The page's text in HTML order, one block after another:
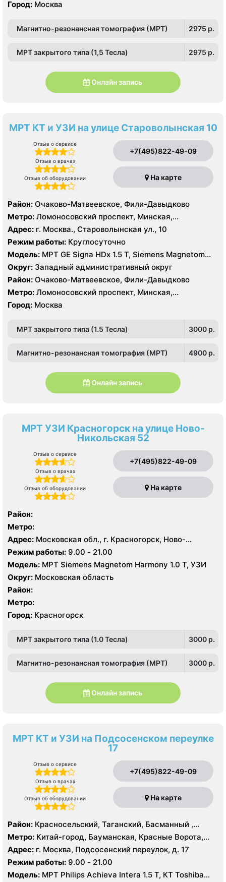
Город: Москва
Магнитно-резонансная томография (МРТ) 2975 p.
МРТ закрытого типа (1,5 Тесла) 2975 p.
Онлайн запись
МРТ КТ и УЗИ на улице Староволынская 10
Отзыв о сервисе
Отзыв о врачах
Отзыв об оборудовании
+7(495)822-49-09
На карте
Район: Очаково-Матвеевское, Фили-Давыдково
Метро: Ломоносовский проспект, Минская,
Славянский бульвар
Адрес: г. Москва., Староволынская ул., 10
Режим работы: Круглосуточно
Модель: МРТ GE Signa HDx 1.5 T, Siemens Magnetom
Harmony 1.0 Т, КТ GE Healthcare Optima CT660 64
среза, GE Healthcare BrightSpeed 16 срезов, УЗИ
Hitachi Hi Vision Preirus, GE Voluson E8
Округ: Западный административный округ
Район: Очаково-Матвеевское, Фили-Давыдково
Метро: Ломоносовский проспект, Минская,
Славянский бульвар
Город: Москва
МРТ закрытого типа (1.5 Тесла) 3000 p.
Магнитно-резонансная томография (МРТ) 4900 p.
Онлайн запись
МРТ УЗИ Красногорск на улице Ново-
Никольская 52
Отзыв о сервисе
Отзыв о врачах
Отзыв об оборудовании
+7(495)822-49-09
На карте
Район:
Метро:
Адрес: Московская обл., г. Красногорск, Ново-
Никольская ул., 52
Режим работы: 9.00 - 21.00
Модель: МРТ Siemens Magnetom Harmony 1.0 Т, УЗИ
Округ: Московская область
Район:
Метро:
Город: Красногорск
МРТ закрытого типа (1.0 Тесла) 3000 p.
Магнитно-резонансная томография (МРТ) 3000 p.
Онлайн запись
МРТ КТ и УЗИ на Подсосенском переулке
17
Отзыв о сервисе
Отзыв о врачах
Отзыв об оборудовании
+7(495)822-49-09
На карте
Район: Красносельский, Таганский, Басманный ,
Тверской
Метро: Китай-город, Бауманская, Красные Ворота,
Кузнецкий мост, Курская, Лубянка, Площадь Ильича,
Сретенский бульвар, Таганская, Чкаловская
Адрес: г. Москва, Подсосенский переулок, д. 17
Режим работы: 9.00 - 21.00
Модель: МРТ Philips Achieva Intera 1.5 T, КТ Toshiba